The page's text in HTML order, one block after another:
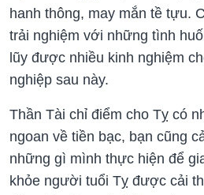
hanh thông, may mắn tề tựu.
trải nghiệm với những tình
lũy được nhiều kinh nghiệm
nghiệp sau này.
Thần Tài chỉ điểm cho Tỵ có
ngoan về tiền bạc, bạn cũng
những gì mình thực hiện để
khỏe người tuổi Tỵ được cải